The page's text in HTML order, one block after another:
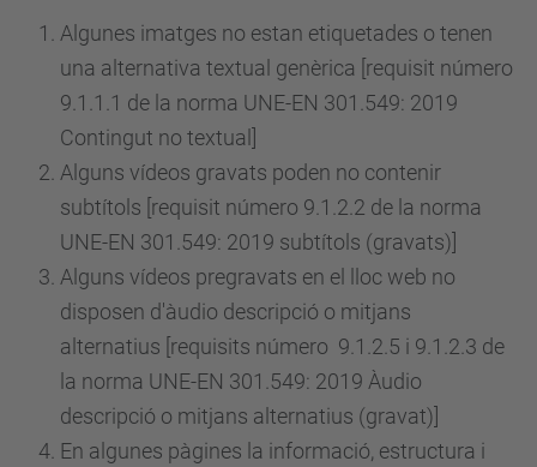
Algunes imatges no estan etiquetades o tenen
una alternativa textual genèrica [requisit número
9.1.1.1 de la norma UNE-EN 301.549: 2019
Contingut no textual]
Alguns vídeos gravats poden no contenir
subtítols [requisit número 9.1.2.2 de la norma
UNE-EN 301.549: 2019 subtítols (gravats)]
Alguns vídeos pregravats en el lloc web no
disposen d'àudio descripció o mitjans
alternatius [requisits número 9.1.2.5 i 9.1.2.3 de
la norma UNE-EN 301.549: 2019 Àudio
descripció o mitjans alternatius (gravat)]
En algunes pàgines la informació, estructura i